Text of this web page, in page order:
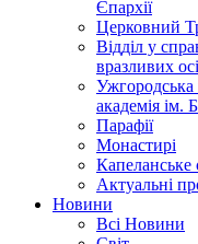
Єпархії
Церковний
Відділ у
вразливих
Ужгородська
академія ім.
Парафії
Монастирі
Капеланське
Актуальні
Новини
Всі Новини